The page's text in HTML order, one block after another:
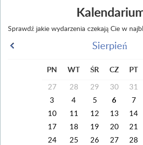
Sprawdź jakie wydarzenia czekają Cie w
Sierpień
PN WT ŚR CZ PT
27 28 29 30 31
3
4 5 6 7
10
11 12 13 14
17
18 19 20 21
24
25 26 27 28